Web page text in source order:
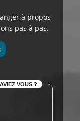
à propos
pas à pas.
VOUS ?